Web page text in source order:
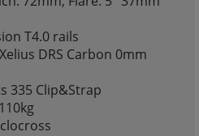
T4.0 rails
DRS Carbon 0mm
335 Clip&Strap